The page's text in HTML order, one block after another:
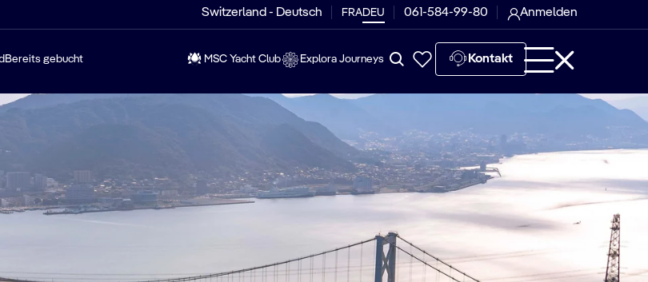
Switzerland - Deutsch FRADEU 061-584-99-80 Anmelden
Bereits gebucht MSC Yacht Club Explora Journeys Kontakt